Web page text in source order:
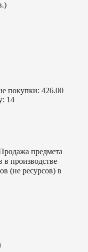
покупки: 426.00
14
предмета
в производстве
(не ресурсов) в